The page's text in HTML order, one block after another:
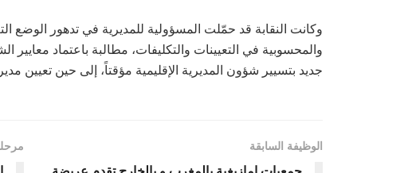
وكانت النقابة قد حمّلت المسؤولية للمديرية في تدهور الوضع
والمحسوبية في التعيينات والتكليفات، مطالبة باعتماد
جديد بتسيير شؤون المديرية الإقليمية مؤقتاً، إلى حين تعيين
الوظيفة السابقة